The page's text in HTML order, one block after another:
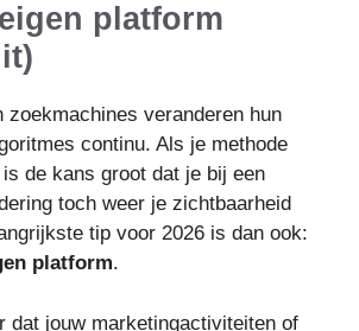
platform
zoekmachines veranderen hun
continu. Als je methode
de kans groot dat je bij een
toch weer je zichtbaarheid
tip voor 2026 is dan ook:
platform.
dat jouw marketingactiviteiten of